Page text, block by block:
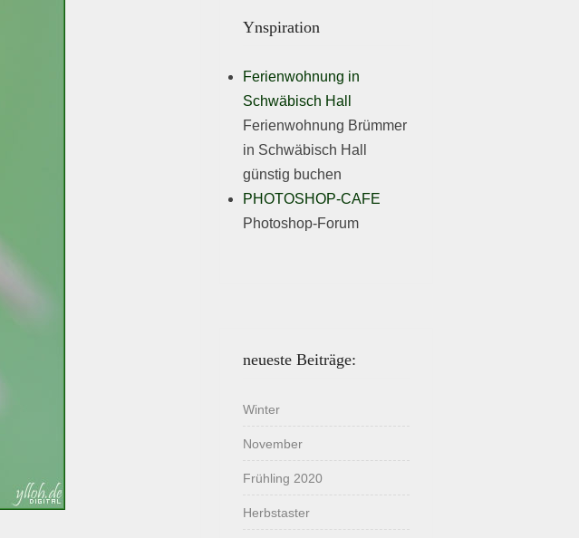
Ynspiration
Ferienwohnung in
Schwäbisch Hall
Ferienwohnung Brümmer
in Schwäbisch Hall
günstig buchen
PHOTOSHOP-CAFE
Photoshop-Forum
neueste Beiträge:
Winter
November
Frühling 2020
Herbstaster